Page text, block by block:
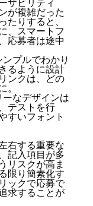
ザビリティ
が複雑だった
たりすると、
、スマートフ
応募者は途中
プルでわかり
るように設計
ンクは、どの
。
なデザインは
テストを行
すいフォント
右する重要な
記入項目が多
リスクが高ま
限り簡素化す
ックで応募で
求することが